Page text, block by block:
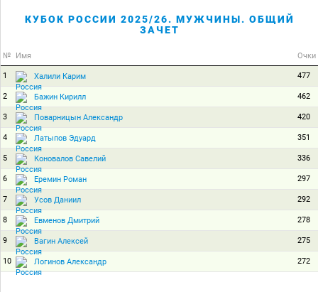
КУБОК РОССИИ 2025/26. МУЖЧИНЫ. ОБЩИЙ
ЗАЧЕТ
№ Имя Очки
1 Халили Карим 477
2 Бажин Кирилл 462
3 Поварницын Александр 420
4 Латыпов Эдуард 351
5 Коновалов Савелий 336
6 Еремин Роман 297
7 Усов Даниил 292
8 Евменов Дмитрий 278
9 Вагин Алексей 275
10 Логинов Александр 272